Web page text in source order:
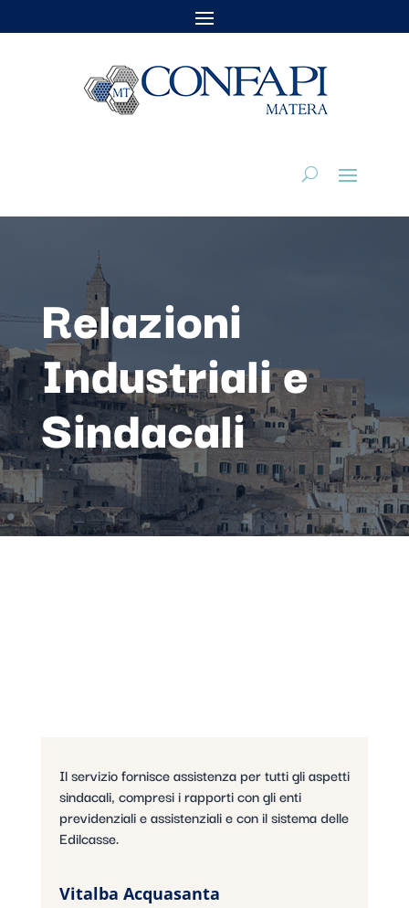
Relazioni
Industriali e
Sindacali
Il servizio fornisce assistenza per tutti gli aspetti
sindacali, compresi i rapporti con gli enti
previdenziali e assistenziali e con il sistema delle
Edilcasse.
Vitalba Acquasanta